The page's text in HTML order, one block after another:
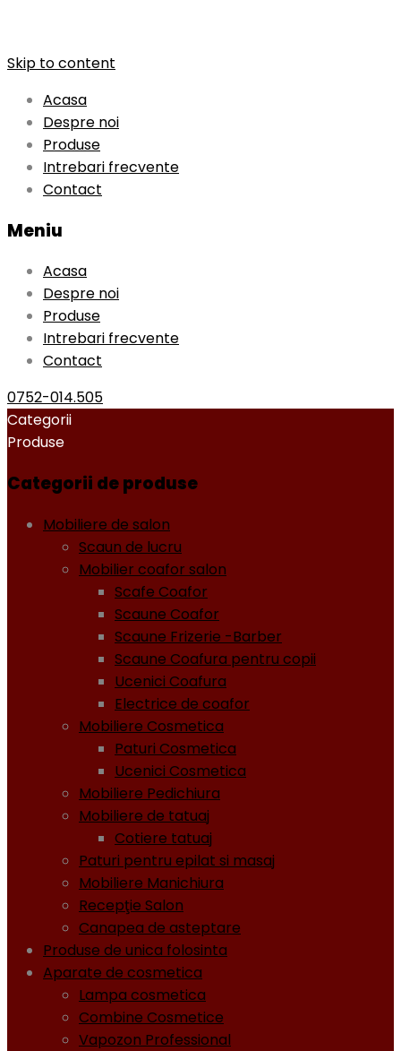
Skip to content
Acasa
Despre noi
Produse
Intrebari frecvente
Contact
Meniu
Acasa
Despre noi
Produse
Intrebari frecvente
Contact
0752-014.505
Categorii
Produse
Categorii de produse
Mobiliere de salon
Scaun de lucru
Mobilier coafor salon
Scafe Coafor
Scaune Coafor
Scaune Frizerie -Barber
Scaune Coafura pentru copii
Ucenici Coafura
Electrice de coafor
Mobiliere Cosmetica
Paturi Cosmetica
Ucenici Cosmetica
Mobiliere Pedichiura
Mobiliere de tatuaj
Cotiere tatuaj
Paturi pentru epilat si masaj
Mobiliere Manichiura
Recepţie Salon
Canapea de asteptare
Produse de unica folosinta
Aparate de cosmetica
Lampa cosmetica
Combine Cosmetice
Vapozon Professional